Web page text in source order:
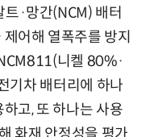
·망간(NCM) 배터
어해 열폭주를 방지
니켈 80%·
기차 배터리에 하나
고, 또 하나는 사용